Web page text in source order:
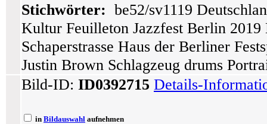
Stichwörter: be52/sv1119
Kultur Feuilleton Jazzfest Berlin
Schaperstrasse Haus der Berliner
Justin Brown Schlagzeug drums
Bild-ID: ID0392715 Details-
in Bildauswahl aufnehmen